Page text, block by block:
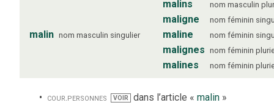
malin nom masculin singulier
malins nom masculin
maligne nom féminin
maline nom féminin
malignes nom féminin
malines nom féminin
cour.personnes VOIR dans l’article « malin»